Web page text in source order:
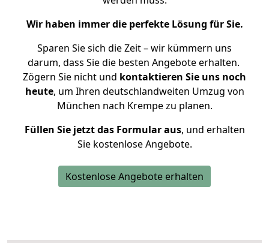
Wir haben immer die perfekte Lösung für Sie.
Sparen Sie sich die Zeit – wir kümmern uns
darum, dass Sie die besten Angebote erhalten.
Zögern Sie nicht und kontaktieren Sie uns noch
heute, um Ihren deutschlandweiten Umzug von
München nach Krempe zu planen.
Füllen Sie jetzt das Formular aus, und erhalten
Sie kostenlose Angebote.
Kostenlose Angebote erhalten